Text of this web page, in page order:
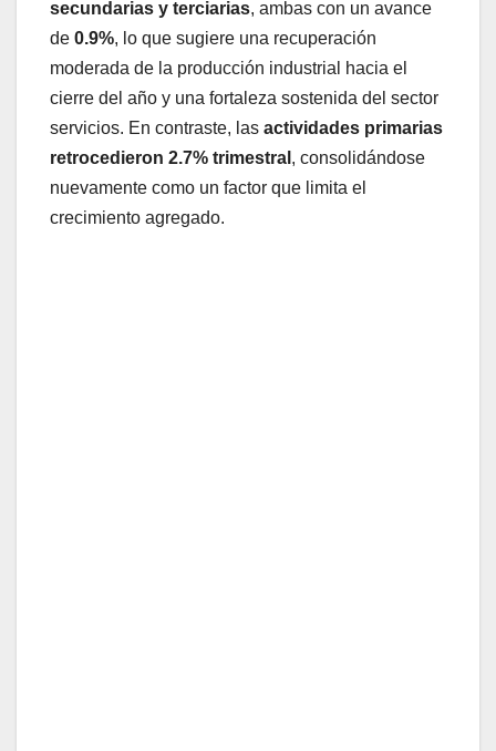
secundarias y terciarias, ambas con un avance
de 0.9%, lo que sugiere una recuperación
moderada de la producción industrial hacia el
cierre del año y una fortaleza sostenida del sector
servicios. En contraste, las actividades primarias
retrocedieron 2.7% trimestral , consolidándose
nuevamente como un factor que limita el
crecimiento agregado.